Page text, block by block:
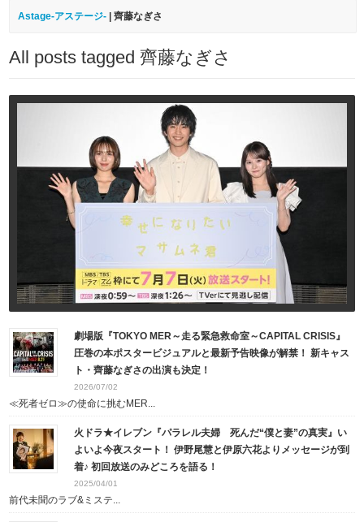
Astage-アステージ- |齊藤なぎさ
All posts tagged 齊藤なぎさ
劇場版『TOKYO MER～走る緊急救命室～CAPITAL CRISIS』
圧巻の本ポスタービジュアルと最新予告映像が解禁！ 新キャス
ト・齊藤なぎさの出演も決定！
2026/07/02
≪死者ゼロ≫の使命に挑むMER...
火ドラ★イレブン『パラレル夫婦 死んだ“僕と妻”の真実』い
よいよ今夜スタート！ 伊野尾慧と伊原六花よりメッセージが到
着♪ 初回放送のみどころを語る！
2025/04/01
前代未聞のラブ&ミステ...